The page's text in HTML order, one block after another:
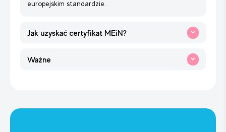
europejskim standardzie.
Jak uzyskać certyfikat MEiN?
w pierwszej kolejności musisz ukończyć kurs kosmetologii.
Po szkoleniu otrzymasz dyplom z suplementem
Ważne